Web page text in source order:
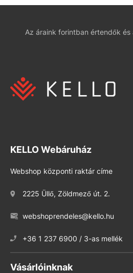
Az áraink forintban értendők
KELLO Webáruház
Webshop központi raktár címe
2225 Üllő, Zöldmező út. 2.
webshoprendeles@kello.hu
+36 1 237 6900 / 3-as mellék
Vásárlóinknak